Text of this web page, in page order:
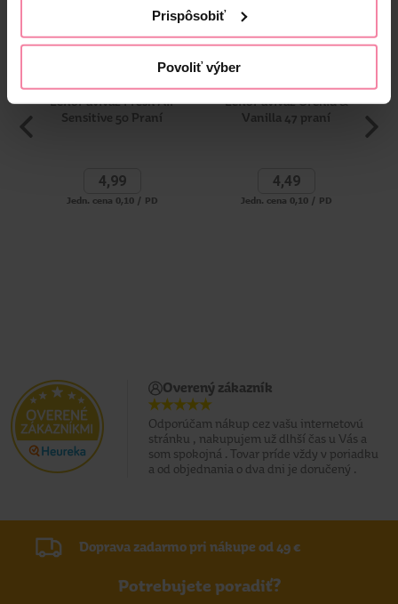
Prispôsobiť
Povoliť výber
Lenor aviváž Fresh Air
Sensitive 50 Praní
4,99
Jedn. cena 0,10 / PD
Lenor aviváž Orchid &
Vanilla 47 praní
4,49
Jedn. cena 0,10 / PD
Overený zákazník
Odporúčam nákup cez vašu internetovú
stránku , nakupujem už dlhší čas u Vás a
som spokojná . Tovar príde vždy v poriadku
a od objednania o dva dni je doručený .
Doprava zadarmo pri nákupe od 49 €
Potrebujete poradiť?